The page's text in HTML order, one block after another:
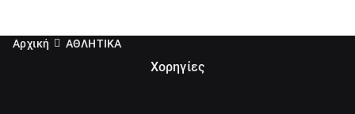
Αρχική ΑΘΛΗΤΙΚΑ
Χορηγίες